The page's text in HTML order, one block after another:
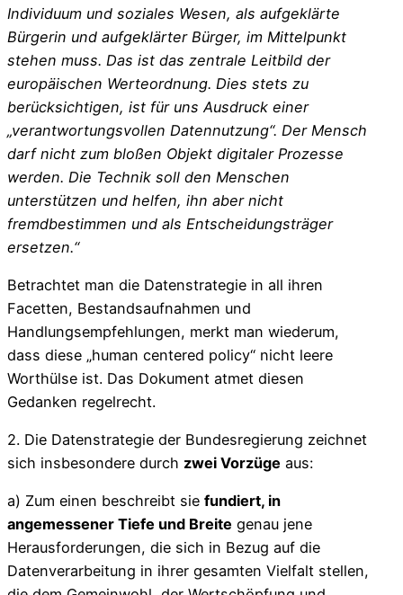
Individuum und soziales Wesen, als aufgeklärte
Bürgerin und aufgeklärter Bürger, im Mittelpunkt
stehen muss. Das ist das zentrale Leitbild der
europäischen Werteordnung. Dies stets zu
berücksichtigen, ist für uns Ausdruck einer
„verantwortungsvollen Datennutzung“. Der Mensch
darf nicht zum bloßen Objekt digitaler Prozesse
werden. Die Technik soll den Menschen
unterstützen und helfen, ihn aber nicht
fremdbestimmen und als Entscheidungsträger
ersetzen.“
Betrachtet man die Datenstrategie in all ihren
Facetten, Bestandsaufnahmen und
Handlungsempfehlungen, merkt man wiederum,
dass diese „human centered policy“ nicht leere
Worthülse ist. Das Dokument atmet diesen
Gedanken regelrecht.
2. Die Datenstrategie der Bundesregierung zeichnet
sich insbesondere durch zwei Vorzüge aus:
a) Zum einen beschreibt sie fundiert, in
angemessener Tiefe und Breite genau jene
Herausforderungen, die sich in Bezug auf die
Datenverarbeitung in ihrer gesamten Vielfalt stellen,